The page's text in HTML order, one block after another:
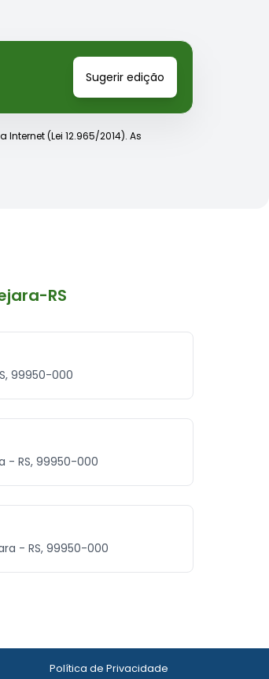
Sugerir edição
(Lei 12.965/2014). As
RS
99950-000
- RS, 99950-000
- RS, 99950-000
Política de Privacidade